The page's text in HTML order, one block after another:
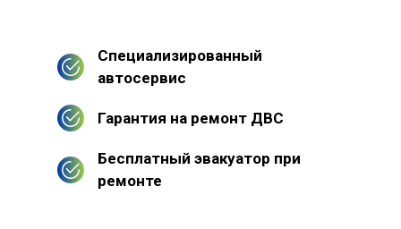
Специализированный
автосервис
Гарантия на ремонт ДВС
Бесплатный эвакуатор при
ремонте